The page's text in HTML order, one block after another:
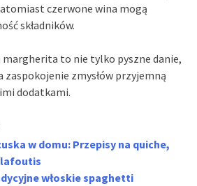
czerwone wina mogą
składników.
margherita to nie tylko pyszne danie,
zaspokojenie zmysłów przyjemną
dodatkami.
w domu: Przepisy na quiche,
włoskie spaghetti